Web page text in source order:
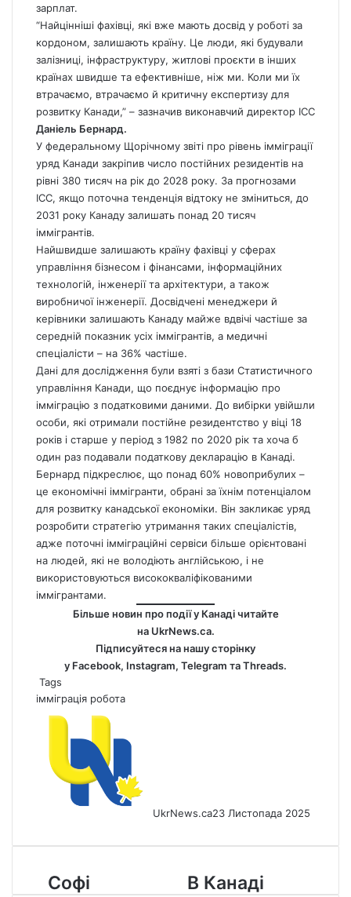
зарплат.
“Найцінніші фахівці, які вже мають досвід у роботі за
кордоном, залишають країну. Це люди, які будували
залізниці, інфраструктуру, житлові проєкти в інших
країнах швидше та ефективніше, ніж ми. Коли ми їх
втрачаємо, втрачаємо й критичну експертизу для
розвитку Канади,” – зазначив виконавчий директор ICC
Даніель Бернард.
У федеральному Щорічному звіті про рівень імміграції
уряд Канади закріпив число постійних резидентів на
рівні 380 тисяч на рік до 2028 року. За прогнозами
ICC, якщо поточна тенденція відтоку не зміниться, до
2031 року Канаду залишать понад 20 тисяч
іммігрантів.
Найшвидше залишають країну фахівці у сферах
управління бізнесом і фінансами, інформаційних
технологій, інженерії та архітектури, а також
виробничої інженерії. Досвідчені менеджери й
керівники залишають Канаду майже вдвічі частіше за
середній показник усіх іммігрантів, а медичні
спеціалісти – на 36% частіше.
Дані для дослідження були взяті з бази Статистичного
управління Канади, що поєднує інформацію про
імміграцію з податковими даними. До вибірки увійшли
особи, які отримали постійне резидентство у віці 18
років і старше у період з 1982 по 2020 рік та хоча б
один раз подавали податкову декларацію в Канаді.
Бернард підкреслює, що понад 60% новоприбулих –
це економічні іммігранти, обрані за їхнім потенціалом
для розвитку канадської економіки. Він закликає уряд
розробити стратегію утримання таких спеціалістів,
адже поточні імміграційні сервіси більше орієнтовані
на людей, які не володіють англійською, і не
використовуються висококваліфікованими
іммігрантами.
Більше новин про події у Канаді читайте
на UkrNews.ca.
Підписуйтеся на нашу сторінку
у Facebook, Instagram, Telegram таThreads.
Tags
імміграція робота
UkrNews.ca23 Листопада 2025
Софі
Грегорі-
Софі
В
Канаді
В Канаді